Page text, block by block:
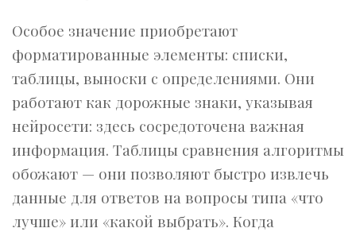
Особое значение приобретают
форматированные элементы: списки,
таблицы, выноски с определениями. Они
работают как дорожные знаки, указывая
нейросети: здесь сосредоточена важная
информация. Таблицы сравнения алгоритмы
обожают — они позволяют быстро извлечь
данные для ответов на вопросы типа «что
лучше» или «какой выбрать». Когда